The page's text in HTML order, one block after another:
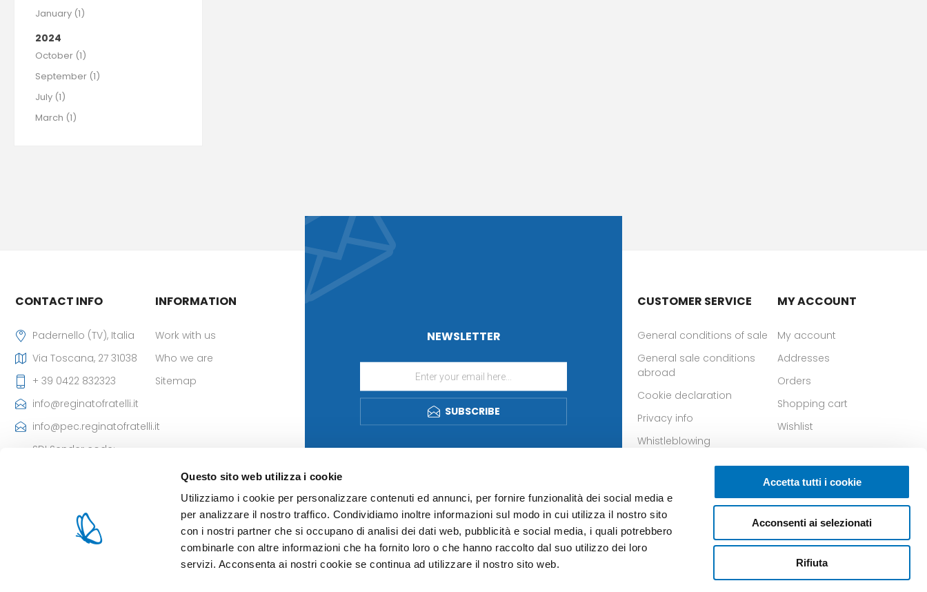
Questo sito web utilizza i cookie
Utilizziamo i cookie per personalizzare contenuti ed annunci, per fornire funzionalità dei social media e
per analizzare il nostro traffico. Condividiamo inoltre informazioni sul modo in cui utilizza il nostro sito
con i nostri partner che si occupano di analisi dei dati web, pubblicità e social media, i quali potrebbero
combinarle con altre informazioni che ha fornito loro o che hanno raccolto dal suo utilizzo dei loro
servizi. Acconsenta ai nostri cookie se continua ad utilizzare il nostro sito web.
Accetta tutti i cookie
Acconsenti ai selezionati
Rifiuta
January (1)
2024
October (1)
September (1)
July (1)
March (1)
NEWSLETTER
SUBSCRIBE
CONTACT INFO
Padernello (TV), Italia
Via Toscana, 27 31038
+ 39 0422 832323
info@reginatofratelli.it
info@pec.reginatofratelli.it
SDI Sender code:
Iscr. CCIAA: 85980 di TV
- Cap. Soc: 101.400,00 €
INFORMATION
Work with us
Who we are
Sitemap
CUSTOMER SERVICE
General conditions of sale
General sale conditions
abroad
Cookie declaration
Privacy info
Whistleblowing
MY ACCOUNT
My account
Addresses
Orders
Shopping cart
Wishlist
Download Android app